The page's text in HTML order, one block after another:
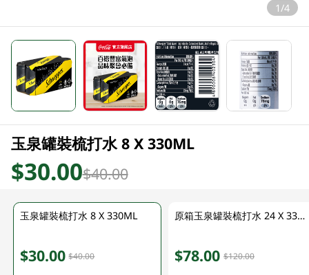
1/4
玉泉罐裝梳打水 8 X 330ML
$30.00$40.00
玉泉罐裝梳打水 8 X 330ML
$30.00 $40.00
原箱玉泉罐裝梳打水 24 X 330ML
$78.00 $120.00